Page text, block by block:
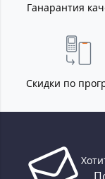
Ганарантия
Скидки по